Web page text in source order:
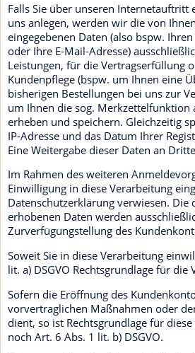
Falls Sie über unseren Internetauftritt
uns anlegen, werden wir die von
eingegebenen Daten (also bspw.
oder Ihre E-Mail-Adresse)
Leistungen, für die Vertragserfüllung
Kundenpflege (bspw. um Ihnen eine
bisherigen Bestellungen bei uns zur
um Ihnen die sog. Merkzettelfunktion
erheben und speichern. Gleichzeitig
IP-Adresse und das Datum Ihrer
Eine Weitergabe dieser Daten an
Im Rahmen des weiteren
Einwilligung in diese Verarbeitung
Datenschutzerklärung verwiesen. Die
erhobenen Daten werden
Zurverfügungstellung des
Soweit Sie in diese Verarbeitung
lit. a) DSGVO Rechtsgrundlage für die
Sofern die Eröffnung des
vorvertraglichen Maßnahmen oder
dient, so ist Rechtsgrundlage für
noch Art. 6 Abs. 1 lit. b) DSGVO.